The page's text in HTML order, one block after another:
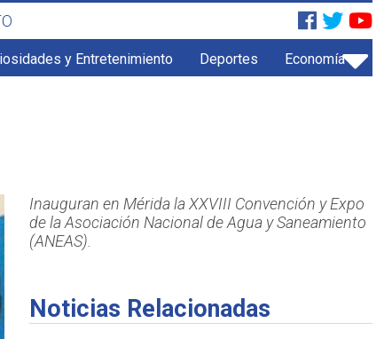
y Entretenimiento Deportes Economía
Inauguran en Mérida la XXVIII Convención y Expo
de la Asociación Nacional de Agua y Saneamiento
(ANEAS).
Noticias Relacionadas